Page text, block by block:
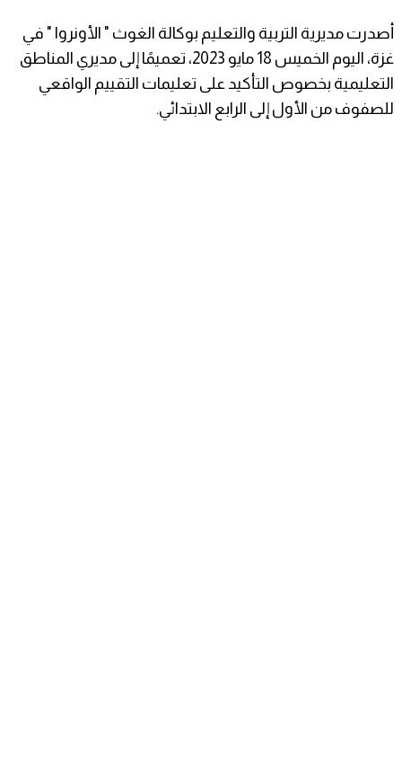
أصدرت مديرية التربية والتعليم بوكالة الغوث " الأونروا " في
غزة، اليوم الخميس 18 مايو 2023، تعميمًا إلى مديري المناطق
التعليمية بخصوص التأكيد على تعليمات التقييم الواقعي
للصفوف من الأول إلى الرابع الابتدائي.